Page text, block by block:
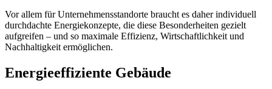
Vor allem für Unter­nehmens­standorte braucht es daherindividuell
durch­dachte Energie­konzepte, die diese Besonder­heiten gezielt
aufgreifen – und so maximale Effizienz, Wirtschaft­lich­keit und
Nach­haltigkeit er­möglichen.
Energieeffiziente Gebäude